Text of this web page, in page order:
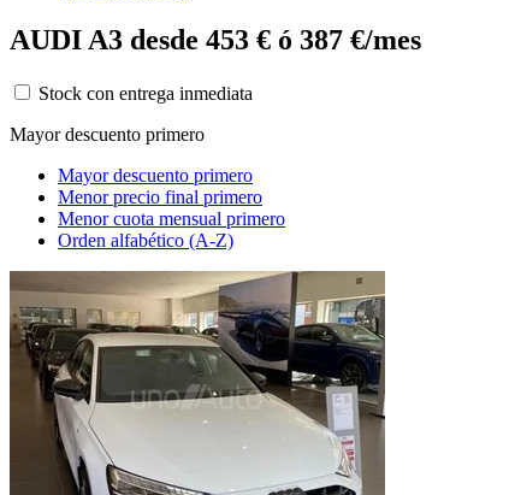
AUDI A3 desde 453 € ó 387 €/mes
Stock con entrega inmediata
Mayor descuento primero
Mayor descuento primero
Menor precio final primero
Menor cuota mensual primero
Orden alfabético (A-Z)